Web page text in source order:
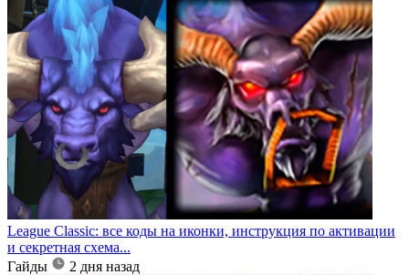
League Classic: все коды на иконки, инструкция по активации
и секретная схема...
Гайды
2 дня назад